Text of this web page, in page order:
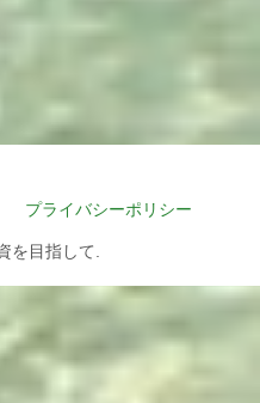
プライバシーポリシー
を目指して.